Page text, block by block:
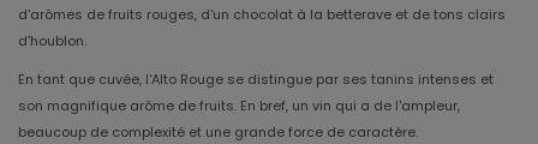
d'arômes de fruits rouges, d'un chocolat à la betterave et de tons clairs
d'houblon.
En tant que cuvée, l'Alto Rouge se distingue par ses tanins intenses et
son magnifique arôme de fruits. En bref, un vin qui a de l'ampleur,
beaucoup de complexité et une grande force de caractère.